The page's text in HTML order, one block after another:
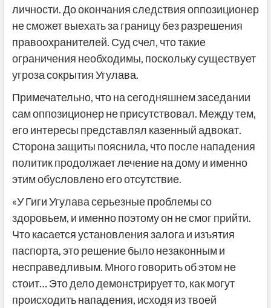
личности. До окончания следствия оппозиционер
не сможет выехать за границу без разрешения
правоохранителей. Суд счел, что такие
ограничения необходимы, поскольку существует
угроза сокрытия Угулава.
Примечательно, что на сегодняшнем заседании
сам оппозиционер не присутствовал. Между тем,
его интересы представлял казенный адвокат.
Сторона защиты пояснила, что после нападения
политик продолжает лечение на дому и именно
этим обусловлено его отсутствие.
«У Гиги Угулава серьезные проблемы со
здоровьем, и именно поэтому он не смог прийти.
Что касается установления залога и изъятия
паспорта, это решение было незаконным и
несправедливым. Много говорить об этом не
стоит… Это дело демонстрирует то, как могут
происходить нападения, исходя из твоей